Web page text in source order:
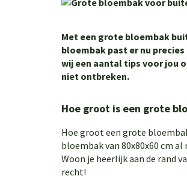
Met een grote bloembak
bloembak past er nu
wij een aantal tips voor jou
niet ontbreken.
Hoe groot is een grote
Hoe groot een grote
bloembak van 80x80x60 cm
Woon je heerlijk aan de rand
recht!